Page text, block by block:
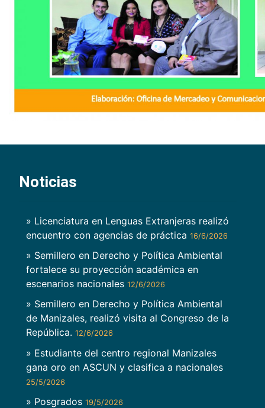
Noticias
» Licenciatura en Lenguas Extranjeras realizó
encuentro con agencias de práctica 16/6/2026
» Semillero en Derecho y Política Ambiental
fortalece su proyección académica en
escenarios nacionales 12/6/2026
» Semillero en Derecho y Política Ambiental
de Manizales, realizó visita al Congreso de la
República. 12/6/2026
» Estudiante del centro regional Manizales
gana oro en ASCUN y clasifica a nacionales
25/5/2026
» Posgrados 19/5/2026